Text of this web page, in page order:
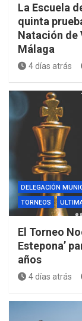
La Escuela
quinta
Natación de
Málaga
4 días atrás
DELEGACIÓN
TORNEOS
El Torneo
Estepona’
años
4 días atrás